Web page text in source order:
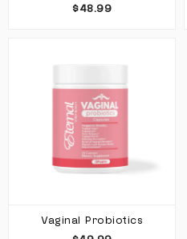
$48.99
Vaginal Probiotics